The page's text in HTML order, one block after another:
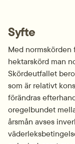
Syfte
Med normskörden
hektarskörd man
Skördeutfallet
som är relativt
förändras
oregelbundet
årsmån avses